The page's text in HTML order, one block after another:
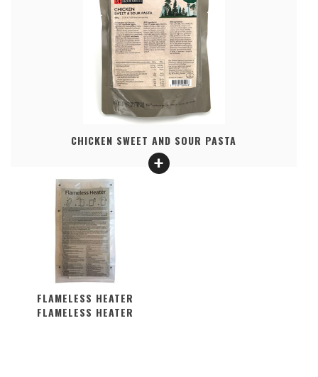
CHICKEN SWEET AND SOUR PASTA
FLAMELESS HEATER
FLAMELESS HEATER